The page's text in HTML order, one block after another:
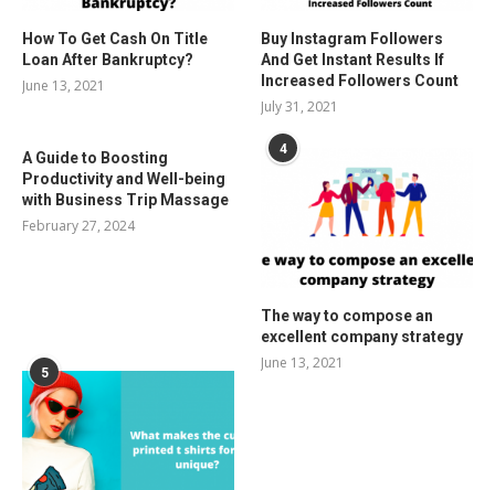
How To Get Cash On Title
Loan After Bankruptcy?
June 13, 2021
Buy Instagram Followers
And Get Instant Results If
Increased Followers Count
July 31, 2021
A Guide to Boosting
Productivity and Well-being
with Business Trip Massage
February 27, 2024
4
The way to compose an
excellent company strategy
June 13, 2021
5